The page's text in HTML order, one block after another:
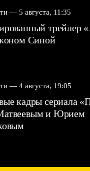
— 5 августа, 11:35
трейлер
Синой
— 4 августа, 19:05
кадры сериала
и Юрием